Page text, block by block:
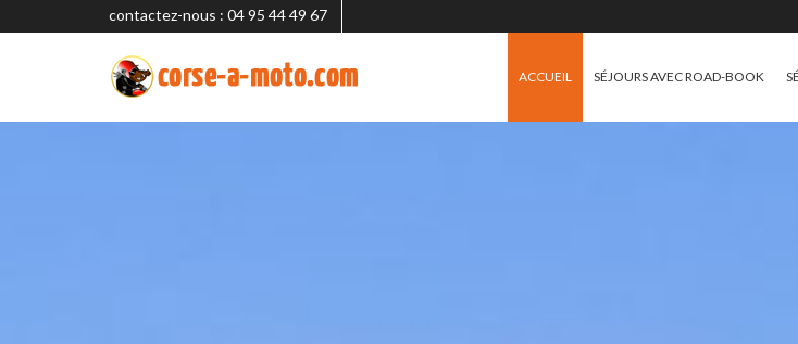
contactez-nous : 04 95 44 49 67
ACCUEIL SÉJOURS AVEC ROAD-BOOK